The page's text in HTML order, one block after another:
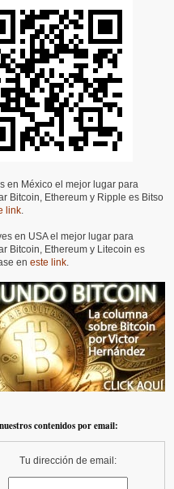
en México el mejor lugar para
Bitcoin, Ethereum y Ripple es Bitso
link.
en USA el mejor lugar para
Bitcoin, Ethereum y Litecoin es
en este link.
contenidos por email:
Tu dirección de email: